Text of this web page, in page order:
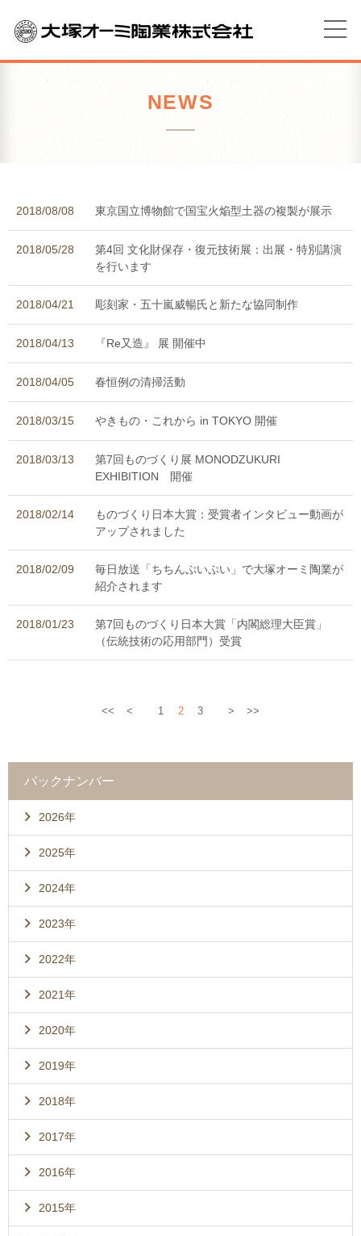
NEWS
2018/08/08 東京国立博物館で国宝火焔型土器の複製が展示
2018/05/28
第4回 文化財保存・復元技術展：出展・特別講演
を行います
2018/04/21 彫刻家・五十嵐威暢氏と新たな協同制作
2018/04/13 『Re又造』 展 開催中
2018/04/05 春恒例の清掃活動
2018/03/15 やきもの・これから in TOKYO 開催
2018/03/13
第7回ものづくり展 MONODZUKURI
EXHIBITION 開催
2018/02/14
ものづくり日本大賞：受賞者インタビュー動画が
アップされました
2018/02/09
毎日放送「ちちんぷいぷい」で大塚オーミ陶業が
紹介されます
2018/01/23
第7回ものづくり日本大賞「内閣総理大臣賞」
（伝統技術の応用部門）受賞
<< < 1 2 3 > >>
バックナンバー
2026年
2025年
2024年
2023年
2022年
2021年
2020年
2019年
2018年
2017年
2016年
2015年